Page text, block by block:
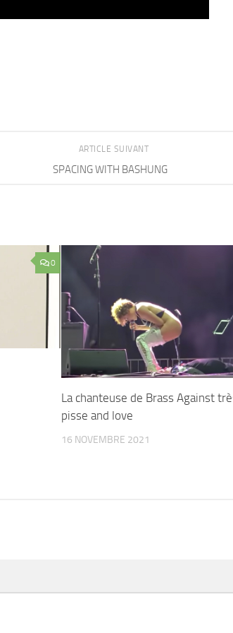
ARTICLE SUIVANT
SPACING WITH BASHUNG
0
La chanteuse de Brass Against
pisse and love
16 NOVEMBRE 2021